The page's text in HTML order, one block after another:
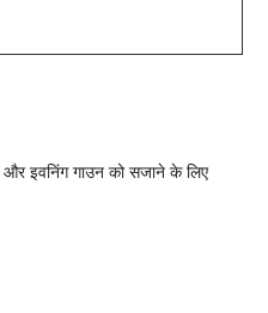
इवनिंग गाउन को सजाने के लिए